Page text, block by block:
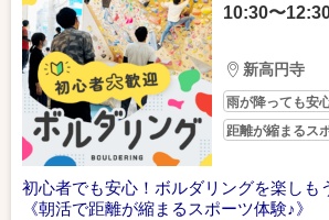
10:30〜
新高円寺
雨が降っても安
距離が縮まるス
初心者でも安心！ボルダリングを楽し
《朝活で距離が縮まるスポーツ体験♪》